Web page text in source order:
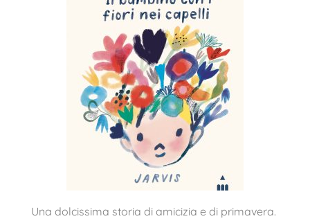
Una dolcissima storia di amicizia e di primavera.